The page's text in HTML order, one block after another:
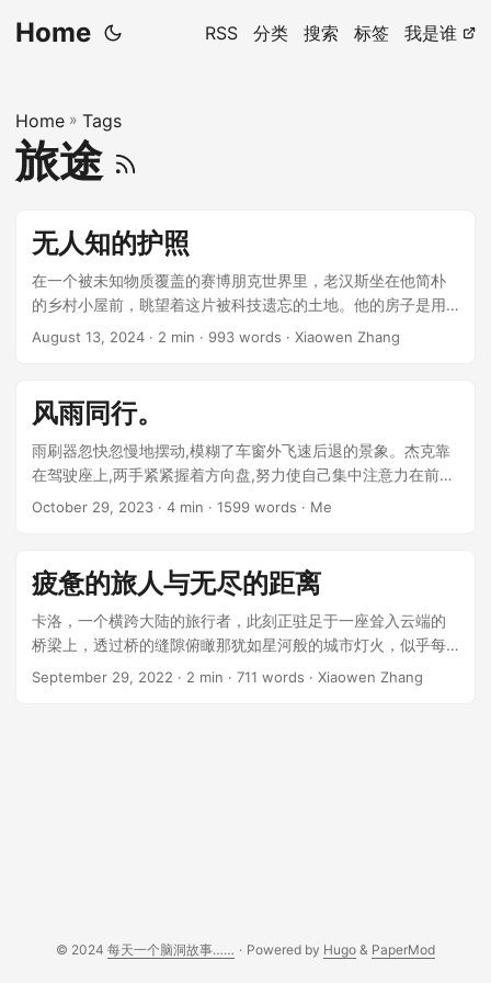
Home RSS 分类 搜索 标签 我是谁
Home » Tags
旅途
无人知的护照
在一个被未知物质覆盖的赛博朋克世界里，老汉斯坐在他简朴
的乡村小屋前，眺望着这片被科技遗忘的土地。他的房子是用
传统的木头和泥土建成的，与周围插满数字广告牌和闪烁霓虹
August 13, 2024 · 2 min · 993 words · Xiaowen Zhang
风雨同行。
雨刷器忽快忽慢地摆动,模糊了车窗外飞速后退的景象。杰克靠
在驾驶座上,两手紧紧握着方向盘,努力使自己集中注意力在前方
蜿蜒的高速公路上。 他原本计划这次公路旅行已经很久了。大
上见过的广袤山川。 ...
October 29, 2023 · 4 min · 1599 words · Me
疲惫的旅人与无尽的距离
卡洛，一个横跨大陆的旅行者，此刻正驻足于一座耸入云端的
桥梁上，透过桥的缝隙俯瞰那犹如星河般的城市灯火，似乎每
一盏灯都在述说着无人倾听的心事。然而，卡洛，却只沉浸于
September 29, 2022 · 2 min · 711 words · Xiaowen Zhang
© 2024 每天一个脑洞故事…… · Powered by Hugo & PaperMod